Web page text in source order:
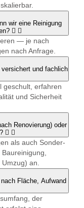
wir eine Reinigung
— je nach
nach Anfrage.
und fachlich
geschult, erfahren
und Sicherheit
Renovierung) oder
als auch Sonder-
an.
Fläche, Aufwand
der